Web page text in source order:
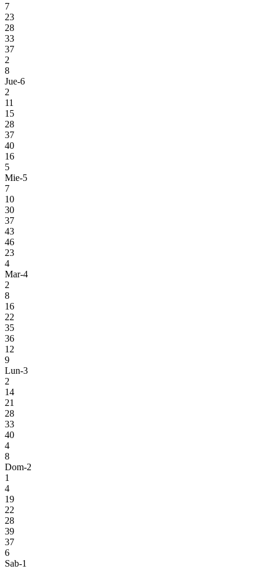
7
23
28
33
37
2
8
Jue-6
2
11
15
28
37
40
16
5
Mie-5
7
10
30
37
43
46
23
4
Mar-4
2
8
16
22
35
36
12
9
Lun-3
2
14
21
28
33
40
4
8
Dom-2
1
4
19
22
28
39
37
6
Sab-1